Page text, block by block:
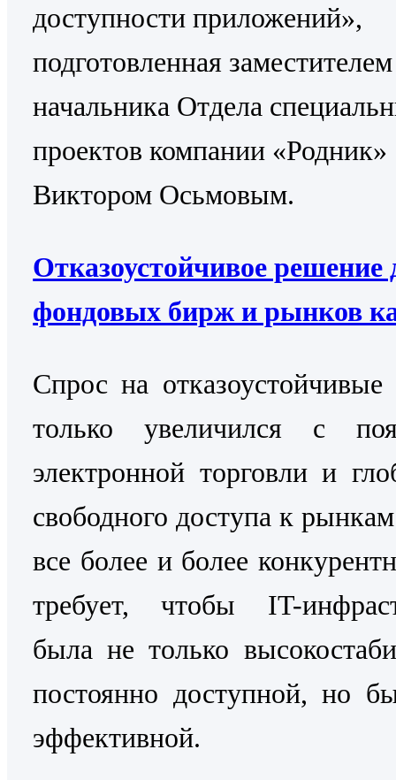
доступности приложений»,
подготовленная заместителем
начальника Отдела
проектов компании «Родник»
Виктором Осьмовым.
Отказоустойчивое решение
фондовых бирж и рынков
Cпрос на
только увеличился с
электронной торговли и
свободного доступа к
все более и более
требует, чтобы IT-
была не только
постоянно доступной, но
эффективной.